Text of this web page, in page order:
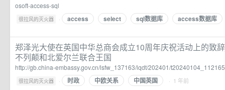
osoft-access-sql
很拉风的灭火器 · access select sql数据库 access数据库
郑泽光大使在英国中华总商会成立10周年庆祝活动上的致
不列颠和北爱尔兰联合王国
http://gb.china-embassy.gov.cn/lsfw_137163/lqdt/202401/
很拉风的灭火器 · 时政 中欧关系 中国英国 · 1 年前